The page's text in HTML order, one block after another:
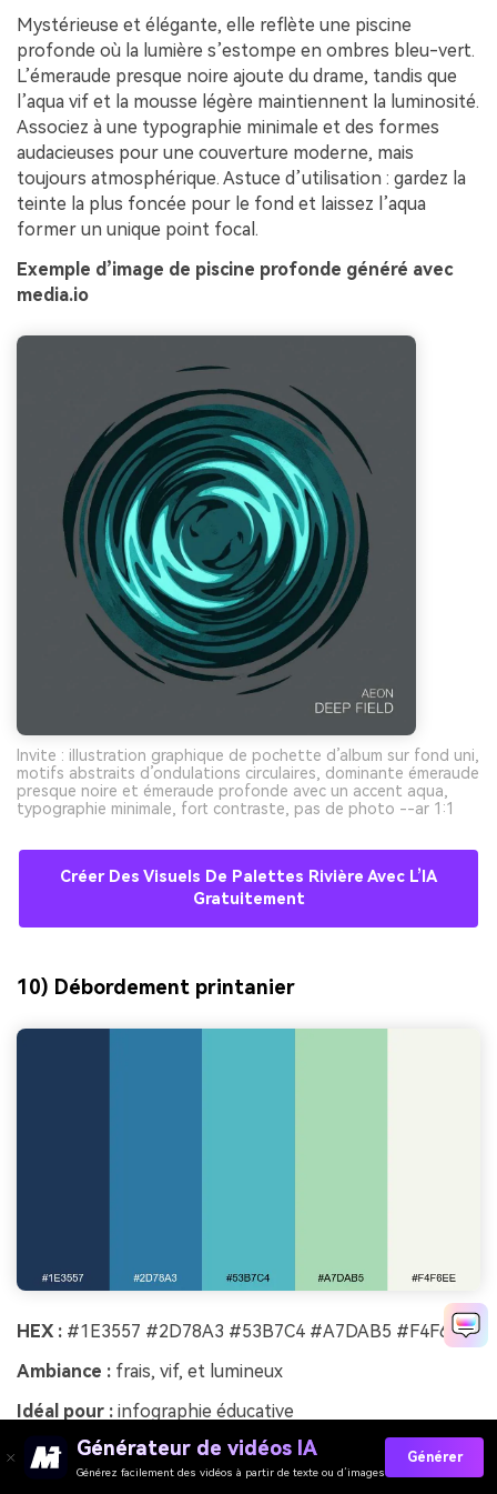
Mystérieuse et élégante, elle reflète une piscine
profonde où la lumière s’estompe en ombres bleu-vert.
L’émeraude presque noire ajoute du drame, tandis que
l’aqua vif et la mousse légère maintiennent la luminosité.
Associez à une typographie minimale et des formes
audacieuses pour une couverture moderne, mais
toujours atmosphérique. Astuce d’utilisation : gardez la
teinte la plus foncée pour le fond et laissez l’aqua
former un unique point focal.
Exemple d’image de piscine profonde généré avec
media.io
Invite : illustration graphique de pochette d’album sur fond uni,
motifs abstraits d’ondulations circulaires, dominante émeraude
presque noire et émeraude profonde avec un accent aqua,
typographie minimale, fort contraste, pas de photo --ar 1:1
Créer Des Visuels De Palettes Rivière Avec L’IA
Gratuitement
10) Débordement printanier
HEX : #1E3557 #2D78A3 #53B7C4 #A7DAB5 #F4F6EE
Ambiance : frais, vif, et lumineux
Idéal pour : infographie éducative
Frais et vif, il évoque les crues rapides, le ciel lumineux et
les nouvelles pousses vertes sur les berges. Les bleus
Générateur de vidéos IA
Générez facilement des vidéos à partir de texte ou d’images
Générer